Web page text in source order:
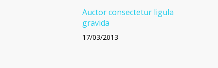
Auctor consectetur ligula
gravida
17/03/2013